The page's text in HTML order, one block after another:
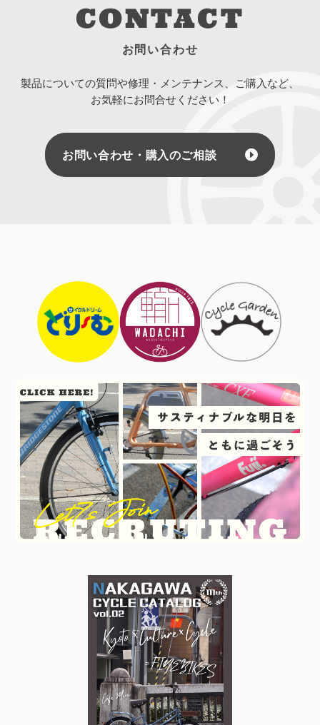
CONTACT
お問い合わせ
製品についての質問や修理・メンテナンス、ご購入など、
お気軽にお問合せください！
お問い合わせ・購入のご相談